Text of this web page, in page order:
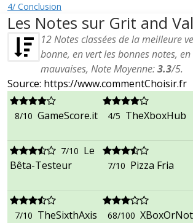
4/ Conclusion
Les Notes sur Grit and
12Notes classées de la meilleure
bonne, en vert les bonnes notes,
mauvaises, Note Moyenne:3.3/5.
Source: https://www.commentChoisir.fr
8/10 GameScore.it 4/5 TheXboxHub
7/10 Le
Bêta-Testeur
7/10 Pizza Fria
7/10 TheSixthAxis 68/100 XBoxOrNot